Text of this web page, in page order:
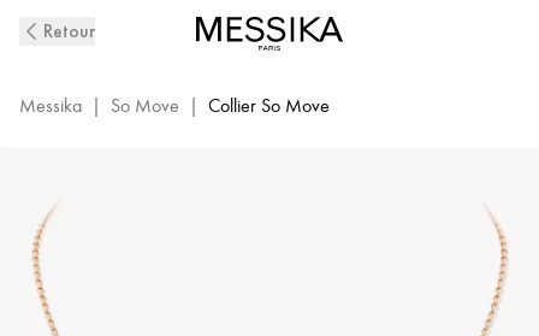
Diamant
Rose
Messika
12944-
Retour
Messika | So Move | Collier So Move